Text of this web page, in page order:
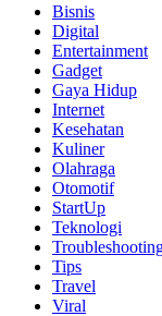
Bisnis
Digital
Entertainment
Gadget
Gaya Hidup
Internet
Kesehatan
Kuliner
Olahraga
Otomotif
StartUp
Teknologi
Tips
Travel
Viral